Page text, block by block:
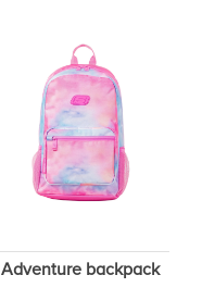
Adventure backpack